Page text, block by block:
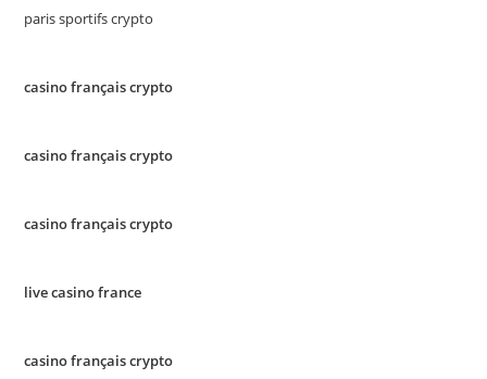
paris sportifs crypto
casino français crypto
casino français crypto
casino français crypto
live casino france
casino français crypto